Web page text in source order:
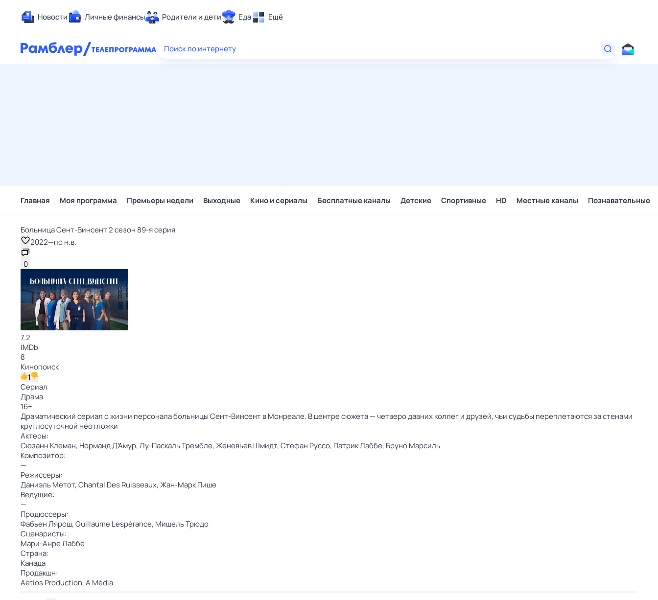
Новости Личные финансы Родители и дети Еда Ещё
Здоровье
Поиск по интернету
Главная Моя программа Премьеры недели Выходные Кино и сериалы Бесплатные каналы Детские Спортивные HD Местные каналы Познавательные
Больница Сент-Винсент 2 сезон 89-я серия
2022—по н.в.
0
7.2
IMDb
8
Кинопоиск
1
Сериал
Драма
16+
Драматический сериал о жизни персонала больницы Сент-Винсент в Монреале. В центре сюжета — четверо давних коллег и друзей, чьи судьбы переплетаются за стенами
круглосуточной неотложки
Актеры:
Сюзанн Клеман, Норманд Д’Амур,Лу-Паскаль Трембле,Женевьев Шмидт,Стефан Руссо, Патрик Лаббе, Бруно Марсиль
Композитор:
—
Режиссеры:
Даниэль Метот,Chantal Des Ruisseaux,Жан-Марк Пише
Ведущие:
—
Продюссеры:
Фабьен Лярош,Guillaume Lespérance, Мишель Трюдо
Сценаристы:
Мари-Анре Лаббе
Страна:
Канада
Продакшн:
Aetios Production,A Média